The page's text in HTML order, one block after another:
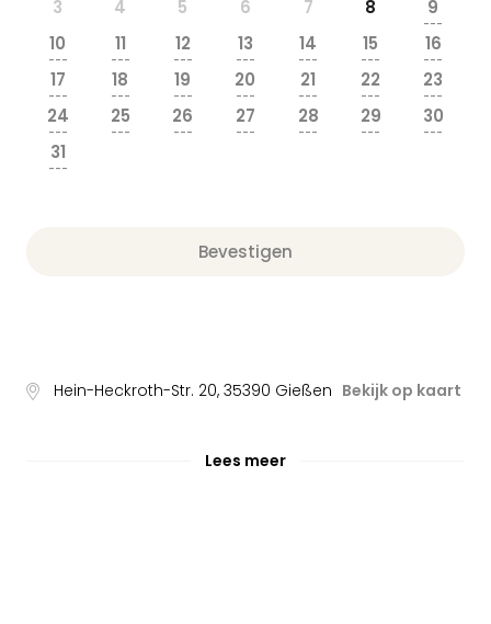
3
4 5 6 7 8 9
---
10
---
11
---
12
---
13
---
14
---
15
---
16
---
17
---
18
---
19
---
20
---
21
---
22
---
23
---
24
---
25
---
26
---
27
---
28
---
29
---
30
---
31
---
Bevestigen
Hein-Heckroth-Str. 20, 35390 Gießen Bekijk op kaart
Lees meer